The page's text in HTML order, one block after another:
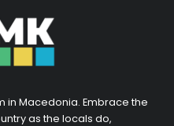
in Macedonia. Embrace the
as the locals do,